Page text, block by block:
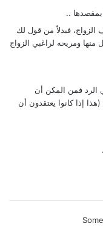
بمقصدها ..
الزواج، فبدلاً من قول لك
منها ومريحه لراغبي الزواج
الرد فمن المكن أن
إذا كانوا يعتقدون أن